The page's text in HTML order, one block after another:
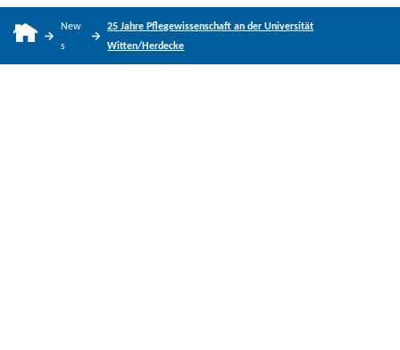
New
s
25 Jahre Pflegewissenschaft an der Universität
Witten/Herdecke